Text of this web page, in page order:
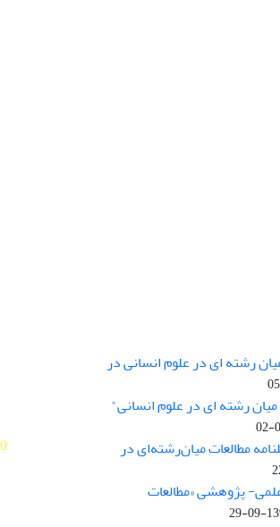
رشته ای در علوم انسانی در
رشته ای در علوم انسانی"
مطالعات میان‌رشته‌ای در
پژوهشی «مطالعات